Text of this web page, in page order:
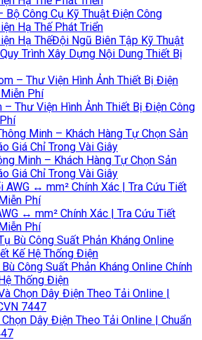
Bộ Công Cụ Kỹ Thuật Điện Công
Hạ Thế Phát Triển
Đội Ngũ Biên Tập Kỹ Thuật
Trình Xây Dựng Nội Dung Thiết Bị
Thư Viện Hình Ảnh Thiết Bị Điện Công
Minh – Khách Hàng Tự Chọn Sản
Giá Chỉ Trong Vài Giây
↔ mm² Chính Xác | Tra Cứu Tiết
Phí
Công Suất Phản Kháng Online Chính
Thống Điện
Dây Điện Theo Tải Online | Chuẩn